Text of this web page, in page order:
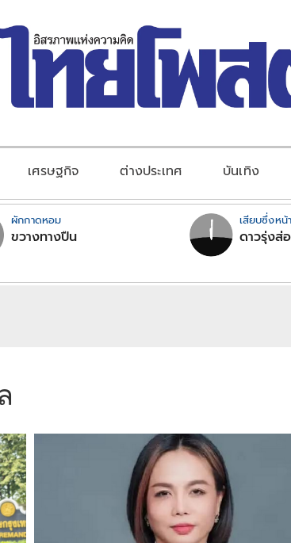
เศรษฐกิจ ต่างประเทศ บันเทิง
ผักกาดหอม
ขวางทางปืน
เสียบซึ่งหน้า
ดาวรุ่งส่